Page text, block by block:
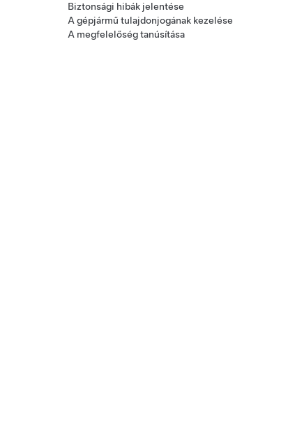
Biztonsági hibák jelentése
A gépjármű tulajdonjogának kezelése
A megfelelőség tanúsítása